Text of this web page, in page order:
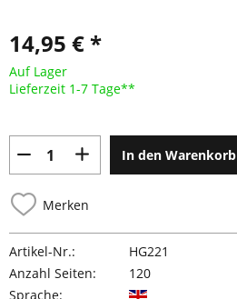
14,95 € *
Auf Lager
Lieferzeit 1-7 Tage**
In den Warenkorb
Merken
Artikel-Nr.:
HG221
Anzahl Seiten:
120
Sprache: